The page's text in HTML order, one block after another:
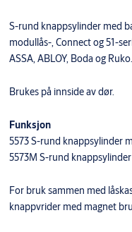
S-rund knappsylinder med
modullås-, Connect og 51-
ASSA, ABLOY, Boda og Ruko.
Brukes på innside av dør.
Funksjon
5573 S-rund knappsylinder
5573M S-rund
For bruk sammen med
knappvrider med magnet